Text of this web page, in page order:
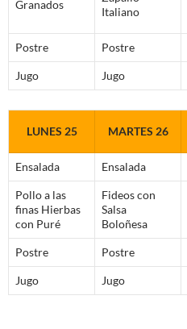
Granados
Italiano
Postre Postre
Jugo Jugo
LUNES 25 MARTES 26
Ensalada Ensalada
Pollo a las
finas Hierbas
con Puré
Fideos con
Salsa
Boloñesa
Postre Postre
Jugo Jugo